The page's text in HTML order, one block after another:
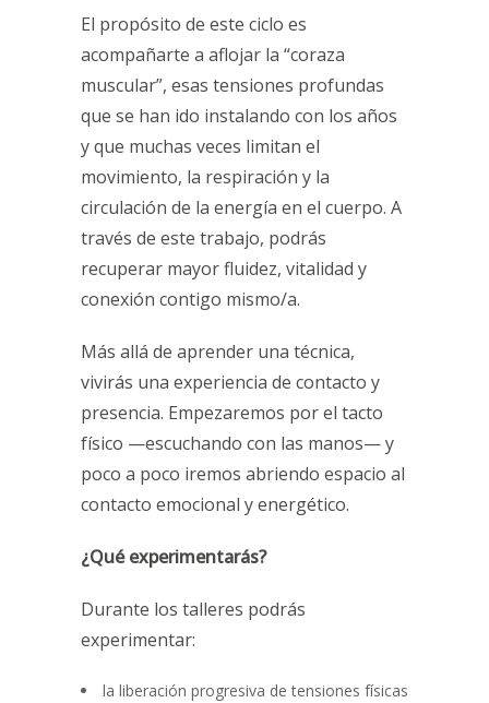
El propósito de este ciclo es
acompañarte a aflojar la “coraza
muscular”, esas tensiones profundas
que se han ido instalando con los años
y que muchas veces limitan el
movimiento, la respiración y la
circulación de la energía en el cuerpo. A
través de este trabajo, podrás
recuperar mayor fluidez, vitalidad y
conexión contigo mismo/a.
Más allá de aprender una técnica,
vivirás una experiencia de contacto y
presencia. Empezaremos por el tacto
físico —escuchando con las manos— y
poco a poco iremos abriendo espacio al
contacto emocional y energético.
¿Qué experimentarás?
Durante los talleres podrás
experimentar:
la liberación progresiva de tensiones físicas